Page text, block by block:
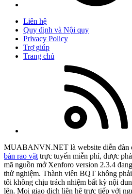
Liên hệ
Quy định và Nội quy
Privacy Policy
Trợ giúp
Trang chủ
MUABANVN.NET là website diễn đàn
bán rao vặt trực tuyến miễn phí, được
mã nguồn mở Xenforo version 2.3.4
thử nghiệm. Thành viên BQT không
tôi không chịu trách nhiệm bất kỳ nội
lên. Mọi giao dịch liên hệ trực tiếp với